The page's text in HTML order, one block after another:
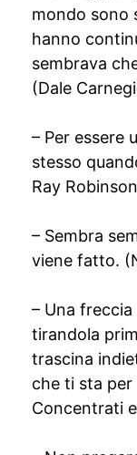
mondo sono
hanno
sembrava
(Dale
– Per essere
stesso
Ray
– Sembra
viene fatto.
– Una
tirandola
trascina
che ti sta per
Concentrati